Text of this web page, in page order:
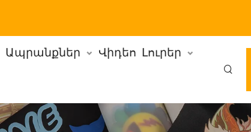
Ապրանքներ Վիդեո Լուրեր